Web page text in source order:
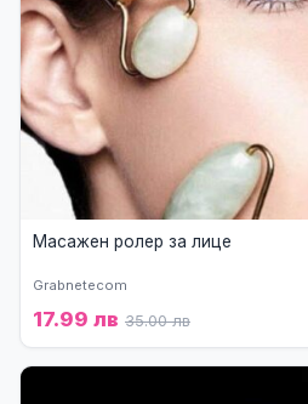
Масажен ролер за лице
Grabnetecom
17.99 лв 35.00 лв